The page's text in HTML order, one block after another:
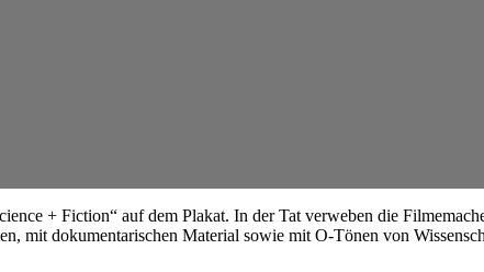
+ Fiction“ auf dem Plakat. In der Tat verweben die
mit dokumentarischen Material sowie mit O-Tönen von